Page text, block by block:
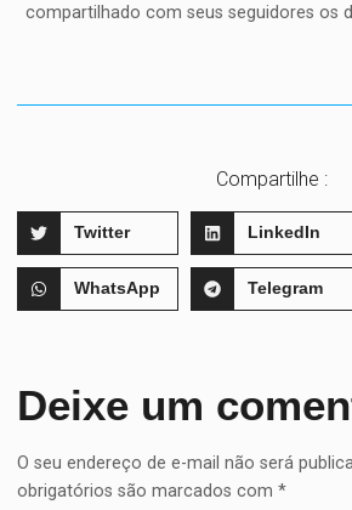
compartilhado com seus seguidores os
Compartilhe :
Twitter LinkedIn
WhatsApp Telegram
Deixe um
O seu endereço de e-mail não será
obrigatórios são marcados com*